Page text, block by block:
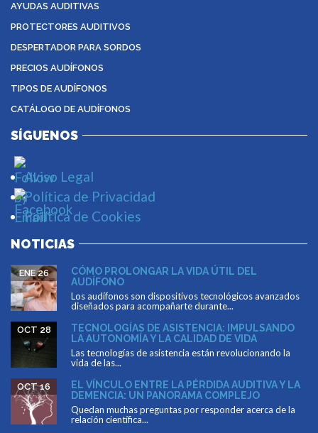
AYUDAS AUDITIVAS
PROTECTORES AUDITIVOS
DESPERTADOR PARA SORDOS
PRECIOS AUDÍFONOS
TIPOS DE AUDÍFONOS
CATÁLOGO DE AUDÍFONOS
SÍGUENOS
Aviso Legal
Política de Privacidad
Política de Cookies
NOTICIAS
CÓMO PROLONGAR LA VIDA ÚTIL DEL
AUDÍFONO
ENE 26
Los audífonos son dispositivos tecnológicos avanzados
diseñados para acompañarte durante...
TECNOLOGÍAS DE ASISTENCIA: IMPULSANDO
LA AUTONOMÍA Y LA CALIDAD DE VIDA
OCT 28
Las tecnologías de asistencia están revolucionando la
vida de las...
EL VÍNCULO ENTRE LA PÉRDIDA AUDITIVA Y LA
DEMENCIA: UN PANORAMA COMPLEJO
OCT 16
Quedan muchas preguntas por responder acerca de la
relación científica...